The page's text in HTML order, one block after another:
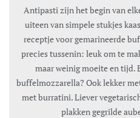
Antipasti zijn het begin van elke Italiaanse maaltijd en lopen
uiteen van simpele stukjes
receptje voor gemarineerde
precies tussenin: leuk om te
maar weinig moeite en tijd.
buffelmozzarella? Ook lekker
met burratini. Liever
plakken gegrilde